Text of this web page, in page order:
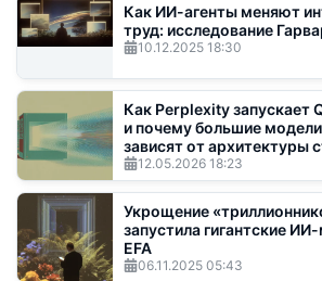
Как ИИ-агенты меняют
труд: исследование
10.12.2025 18:30
Как Perplexity запускает
и почему большие модели
зависят от архитектуры
12.05.2026 18:23
Укрощение
запустила гигантские
EFA
06.11.2025 05:43